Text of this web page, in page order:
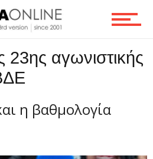
23ης αγωνιστικής
η βαθμολογία